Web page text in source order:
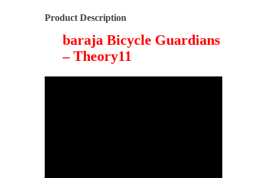
Product Description
baraja Bicycle Guardians
– Theory11